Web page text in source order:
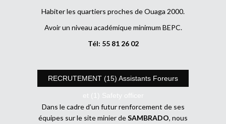
Habiter les quartiers proches de Ouaga 2000.
Avoir un niveau académique minimum BEPC.
Tél: 55 81 26 02
RECRUTEMENT (15) Assistants Foreurs
et (1) Safety officer
Dans le cadre d’un futur renforcement de ses
équipes sur le site minier deSAMBRADO, nous